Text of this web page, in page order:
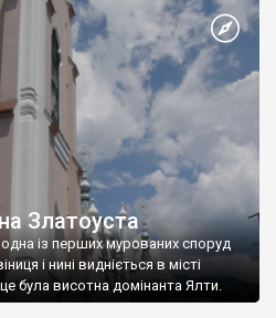
Златоуста
із перших мурованих споруд
і нині видніється в місті
була висотна домінанта Ялти.